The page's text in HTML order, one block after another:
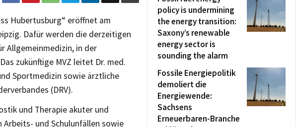
Hubertusburg“ eröffnet am
Dafür werden die derzeitigen
Allgemeinmedizin, in der
zukünftige MVZ leitet Dr. med.
Sportmedizin sowie ärztliche
(DRV).
und Therapie akuter und
Arbeits- und Schulunfällen sowie
policy is undermining
the energy transition:
Saxony’s renewable
energy sector is
sounding the alarm
Fossile Energiepolitik
demoliert die
Energiewende:
Sachsens
Erneuerbaren-Branche